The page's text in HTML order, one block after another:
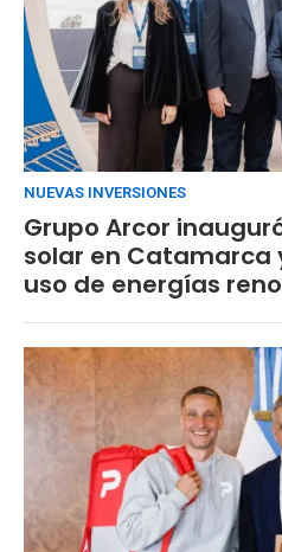
NUEVAS INVERSIONES
Grupo Arcor
solar en Catamarca
uso de energías